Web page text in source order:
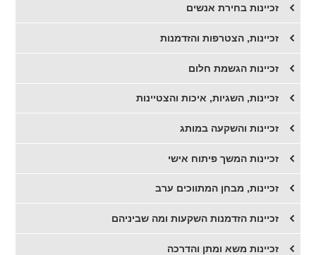
זכיינות בחירת אנשים
זכיינות, הצטרפות והזדמנות
זכיינות הגשמת חלום
זכיינות, השגיות, איכות והצטיינות
זכיינות והשקעה במותג
זכיינות המשך פיתוח אישי
זכיינות, מבחן המתווכים ערב
זכיינות הזדמנות השקעות ומה שביניהם
זכיינות משא ומתן והדרכה